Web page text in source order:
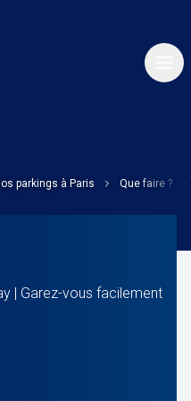
parkings à Paris Que faire ?
| Garez-vous facilement